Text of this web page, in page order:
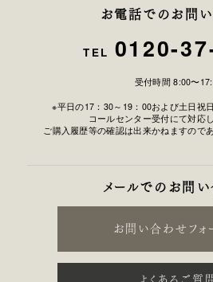
お電話でのお問
TEL 0120-
受付時間 8:00〜
※平日の17：30～19：00および土日祝
コールセンター受付にて対応
ご購入履歴等の確認は出来かねますので
メールでのお問
お問い合わせフォ
よくあるご質